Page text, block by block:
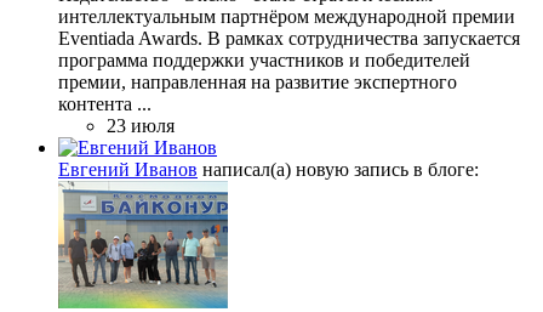
интеллектуальным партнёром международной премии
Eventiada Awards. В рамках сотрудничества запускается
программа поддержки участников и победителей
премии, направленная на развитие экспертного
контента ...
23 июля
Евгений Иванов написал(а) новую запись в блоге: